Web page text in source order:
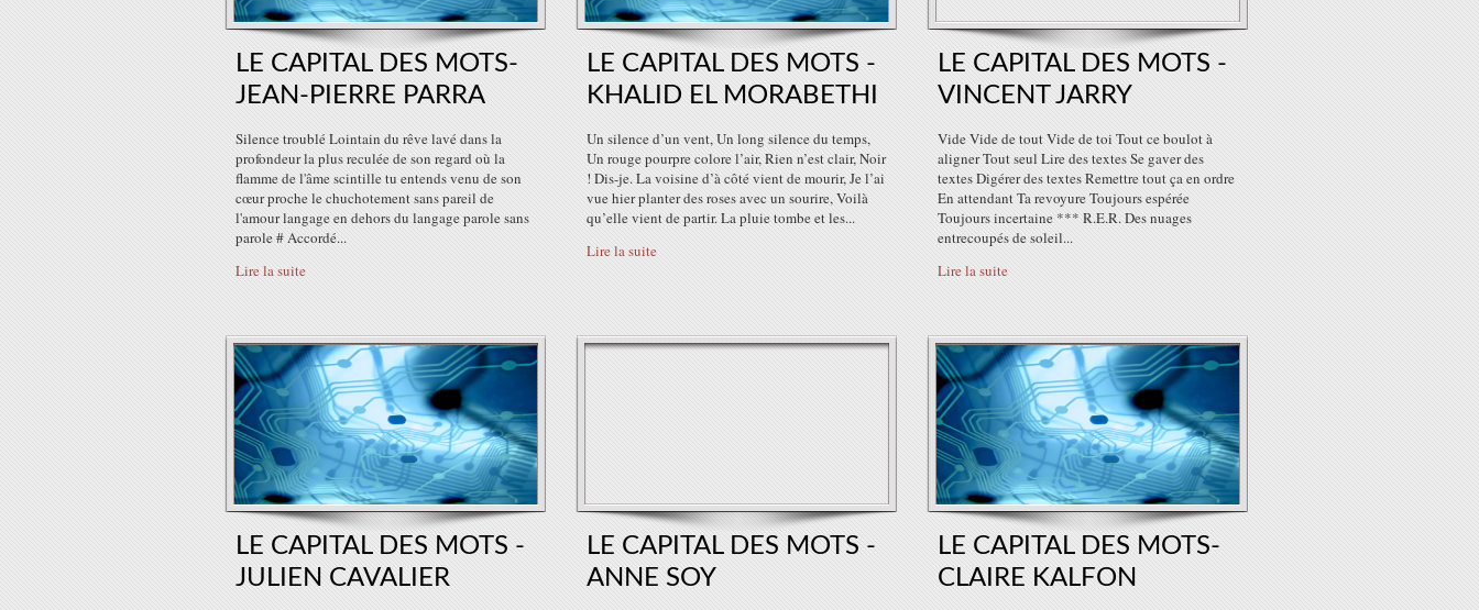
LE CAPITAL DES MOTS-
JEAN-PIERRE PARRA
Silence troublé Lointain du rêve lavé dans la
profondeur la plus reculée de son regard où la
flamme de l'âme scintille tu entends venu de son
cœur proche le chuchotement sans pareil de
l'amour langage en dehors du langage parole sans
parole # Accordé...
Lire la suite
LE CAPITAL DES MOTS -
KHALID EL MORABETHI
Un silence d’un vent, Un long silence du temps,
Un rouge pourpre colore l’air, Rien n’est clair, Noir
! Dis-je. La voisine d’à côté vient de mourir, Je l’ai
vue hier planter des roses avec un sourire, Voilà
qu’elle vient de partir. La pluie tombe et les...
Lire la suite
LE CAPITAL DES MOTS -
VINCENT JARRY
Vide Vide de tout Vide de toi Tout ce boulot à
aligner Tout seul Lire des textes Se gaver des
textes Digérer des textes Remettre tout ça en ordre
En attendant Ta revoyure Toujours espérée
Toujours incertaine *** R.E.R. Des nuages
entrecoupés de soleil...
Lire la suite
LE CAPITAL DES MOTS -
JULIEN CAVALIER
LE CAPITAL DES MOTS -
ANNE SOY
LE CAPITAL DES MOTS-
CLAIRE KALFON